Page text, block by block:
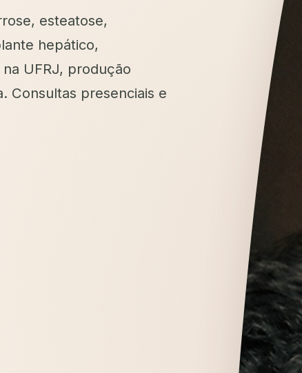
esteatose,
hepático,
UFRJ, produção
Consultas presenciais e